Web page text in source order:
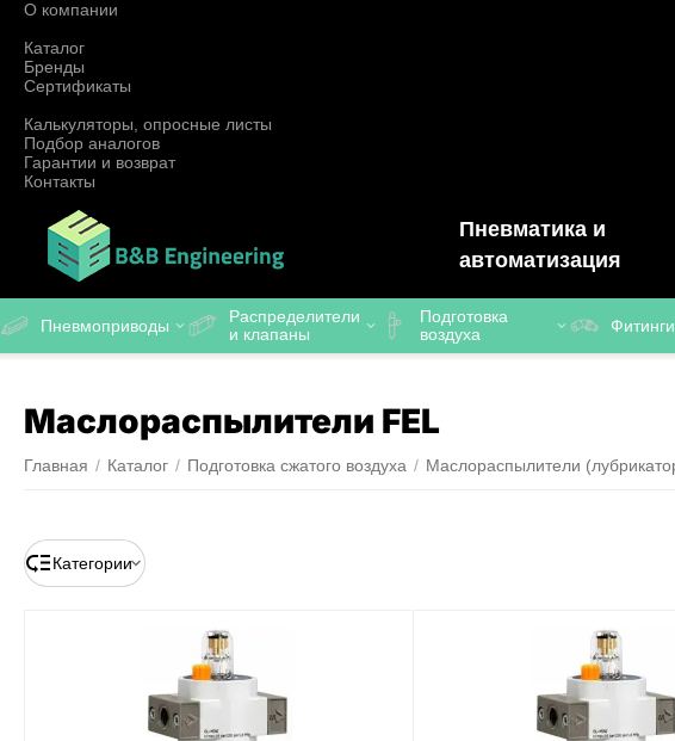
О компании
Каталог
Бренды
Сертификаты
Калькуляторы, опросные листы
Подбор аналогов
Гарантии и возврат
Контакты
Пневматика и
автоматизация
Пневмоприводы
Распределители
и клапаны
Подготовка
воздуха
Фитинги
Маслораспылители FEL
Главная / Каталог / Подготовка сжатого воздуха / Маслораспылители
Категории